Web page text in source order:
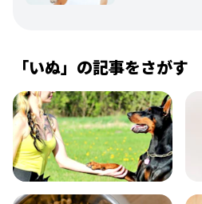
「いぬ」の記事をさがす
飼い方